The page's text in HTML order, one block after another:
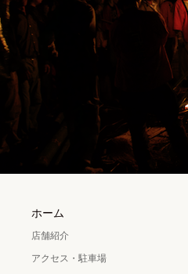
ホーム
店舗紹介
アクセス・駐車場